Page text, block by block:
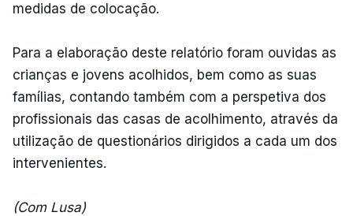
medidas de colocação.
Para a elaboração deste relatório foram ouvidas as
crianças e jovens acolhidos, bem como as suas
famílias, contando também com a perspetiva dos
profissionais das casas de acolhimento, através da
utilização de questionários dirigidos a cada um dos
intervenientes.
(Com Lusa)